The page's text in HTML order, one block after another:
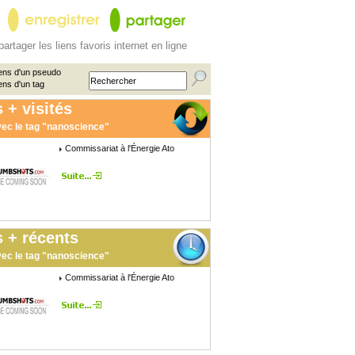
les liens favoris internet en ligne
d'un pseudo
d'un tag
+ visités
le tag "nanoscience"
Commissariat à l'Énergie Ato
+ récents
le tag "nanoscience"
Commissariat à l'Énergie Ato